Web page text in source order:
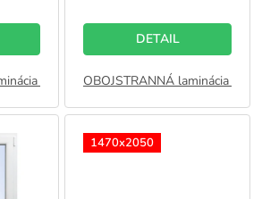
- BIELA JEDNOSTRANNÁ
DETAIL
OBOJSTRANNÁ laminácia -
1470x2050